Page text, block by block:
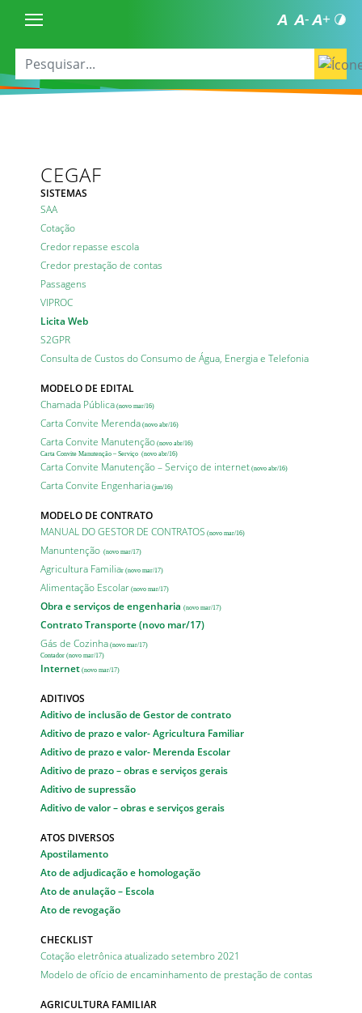
CEGAF
SISTEMAS
SAA
Cotação
Credorrepasse escola
Credor prestação de contas
Passagens
VIPROC
Licita Web
S2GPR
Consulta de Custos do Consumo de Água, Energia e Telefonia
MODELO DE EDITAL
Chamada Pública (novo mar/16)
Carta Convite Merenda (novo abr/16)
Carta Convite Manutenção (novo abr/16)
Carta Convite Manutenção – Serviço (novo abr/16)
Carta Convite Manutenção – Serviço de internet (novo abr/16)
Carta Convite Engenharia (jun/16)
MODELO DE CONTRATO
MANUAL DO GESTOR DE CONTRATOS (novo mar/16)
Manuntenção (novo mar/17)
Agricultura Familiar (novo mar/17)
Alimentação Escolar (novo mar/17)
Obra e serviços de engenharia (novo mar/17)
Contrato Transporte(novo mar/17)
Gás de Cozinha (novo mar/17)
Contador (novo mar/17)
Internet (novo mar/17)
ADITIVOS
Aditivo de inclusão de Gestor de contrato
Aditivo de prazo e valor- Agricultura Familiar
Aditivo de prazo e valor- Merenda Escolar
Aditivo de prazo – obras e serviços gerais
Aditivo de supressão
Aditivo de valor – obras e serviços gerais
ATOS DIVERSOS
Apostilamento
Ato de adjudicação e homologação
Ato de anulação – Escola
Ato de revogação
CHECKLIST
Cotação eletrônica atualizado setembro 2021
Modelo de ofício de encaminhamento de prestação de contas
AGRICULTURA FAMILIAR